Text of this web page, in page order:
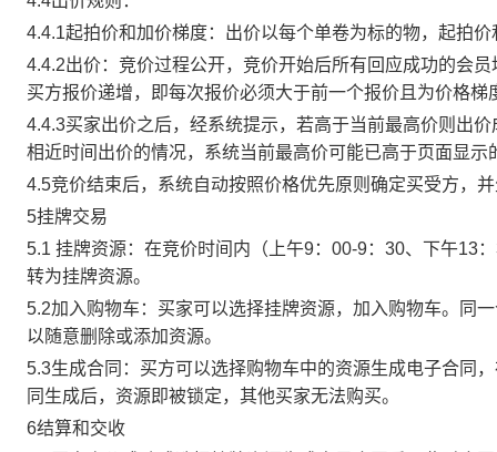
4.4.1起拍价和加价梯度：出价以每个单卷为标的物，起拍
4.4.2出价：竞价过程公开，竞价开始后所有回应成功的会
买方报价递增，即每次报价必须大于前一个报价且为价格
4.4.3买家出价之后，经系统提示，若高于当前最高价则出
相近时间出价的情况，系统当前最高价可能已高于页面显示
4.5竞价结束后，系统自动按照价格优先原则确定买受方，
5挂牌交易
5.1 挂牌资源：在竞价时间内（上午9：00-9：30、下午13
转为挂牌资源。
5.2加入购物车：买家可以选择挂牌资源，加入购物车。同
以随意删除或添加资源。
5.3生成合同：买方可以选择购物车中的资源生成电子合同
同生成后，资源即被锁定，其他买家无法购买。
6结算和交收